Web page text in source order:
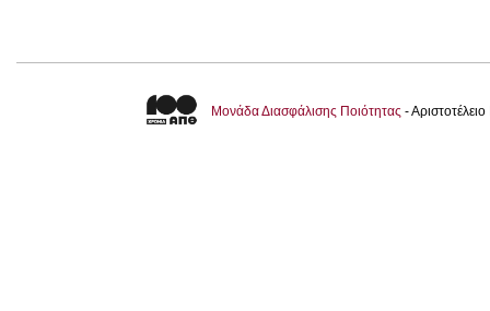
Μονάδα Διασφάλισης Ποιότητας -